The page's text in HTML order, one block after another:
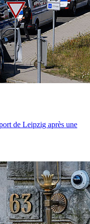
de Leipzig après une